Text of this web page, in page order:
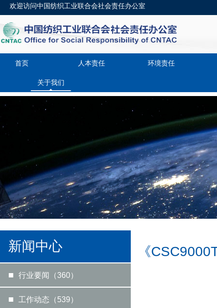
欢迎访问中国纺织工业联合会社会责任办公室
首页 人本责任 环境责任
关于我们
新闻中心
■ 行业要闻（360）
■ 工作动态（539）
《